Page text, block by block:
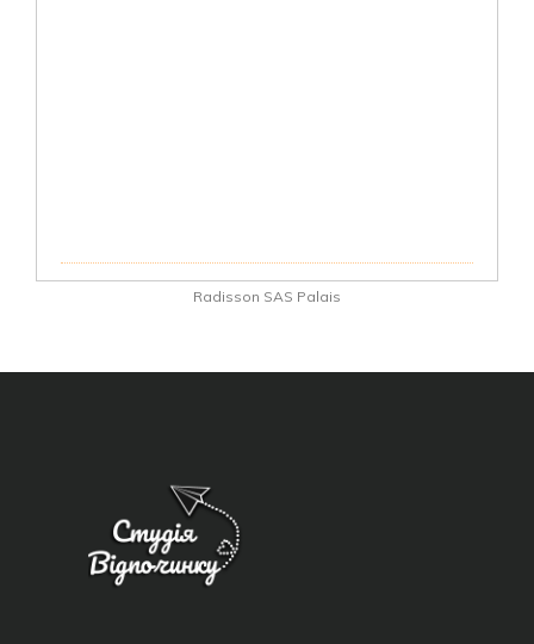
Radisson SAS Palais